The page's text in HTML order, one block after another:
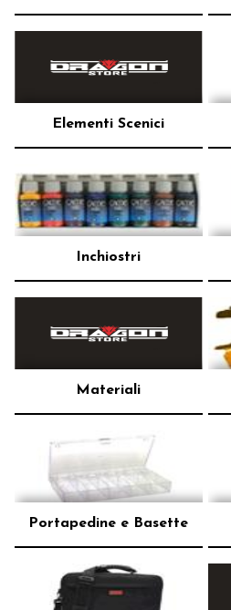
Elementi Scenici
Inchiostri
Materiali
Portapedine e Basette